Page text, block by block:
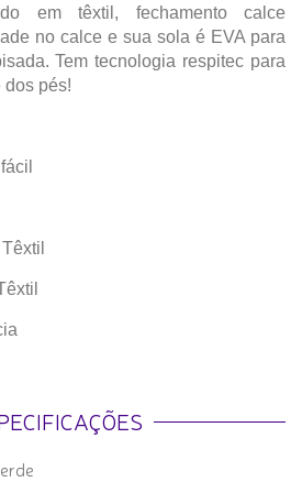
em têxtil, fechamento calce
no calce e sua sola é EVA para
Tem tecnologia respitec para
pés!
Têxtil